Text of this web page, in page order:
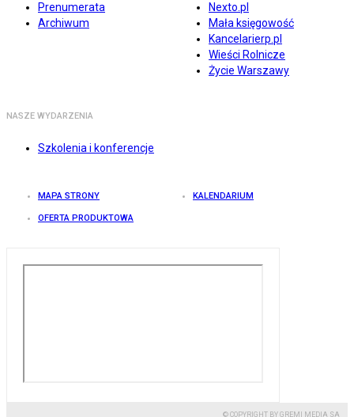
Prenumerata
Archiwum
Nexto.pl
Mała księgowość
Kancelarierp.pl
Wieści Rolnicze
Życie Warszawy
NASZE WYDARZENIA
Szkolenia i konferencje
MAPA STRONY KALENDARIUM
OFERTA PRODUKTOWA
© COPYRIGHT BY GREMI MEDIA SA